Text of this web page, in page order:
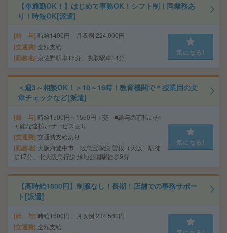
【車通勤OK！】はじめて事務OK！シフト制！同業務あ
り！時短OK[派遣]
給 与 時給1400円 月収例 224,000円
交通費 全額支給
勤務地 泉佐野駅車15分、熊取駅車14分
気になる!
＜週3～相談OK！＞10～16時！教育機関で＊授業用の文
章チェックなど[派遣]
給 与 時給1500円～1550円＋交 ■給与の前払いが
可能な速払いサービスあり
交通費 交通費支給あり
勤務地 大阪府豊中市 阪急宝塚線 曽根（大阪）駅徒
歩17分、北大阪急行線 緑地公園駅徒歩9分
気になる!
【高時給1600円】制服なし！長期！店舗での事務サポー
ト[派遣]
給 与 時給1600円 月収例 234,560円
交通費 全額支給